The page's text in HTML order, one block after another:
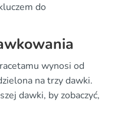
do
wynosi od
na trzy dawki.
dawki, by zobaczyć,